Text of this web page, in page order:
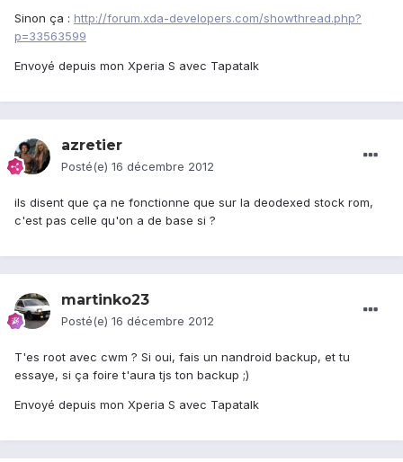
Sinon ça : http://forum.xda-developers.com/showthread.php?
p=33563599
Envoyé depuis mon Xperia S avec Tapatalk
azretier
Posté(e) 16 décembre 2012
ils disent que ça ne fonctionne que sur la deodexed stock rom,
c'est pas celle qu'on a de base si ?
martinko23
Posté(e) 16 décembre 2012
T'es root avec cwm ? Si oui, fais un nandroid backup, et tu
essaye, si ça foire t'aura tjs ton backup ;)
Envoyé depuis mon Xperia S avec Tapatalk